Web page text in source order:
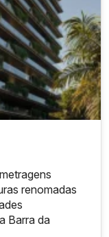
renomadas
Barra da